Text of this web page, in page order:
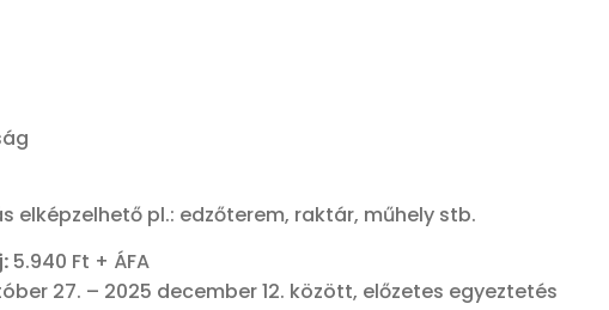
elképzelhető pl.: edzőterem, raktár, műhely stb.
5.940 Ft + ÁFA
27. – 2025 december 12. között, előzetes egyeztetés